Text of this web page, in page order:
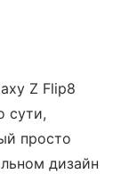
Z Flip8
сути,
просто
дизайн